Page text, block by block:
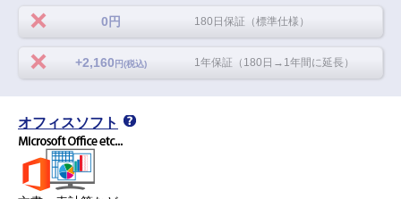
0円 180日保証（標準仕様）
+2,160 円(税込) 1年保証（180日→1年間に延長）
オフィスソフト